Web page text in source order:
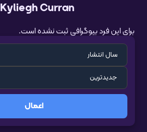
Kyliegh Curran
برای این فرد بیوگرافی ثبت نشده است.
اعمال